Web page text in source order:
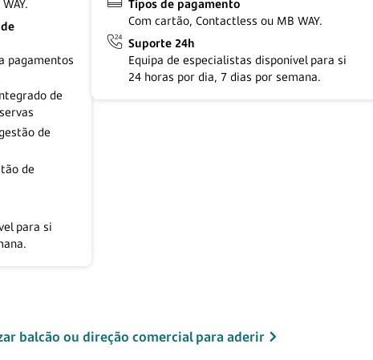
pagamentos
de
de
de
para si
Tipos de pagamento
Com cartão, Contactless ou MB WAY.
Suporte 24h
Equipa de especialistas disponível para si
24 horas por dia,7 dias por semana.
balcão ou direção comercial para aderir​